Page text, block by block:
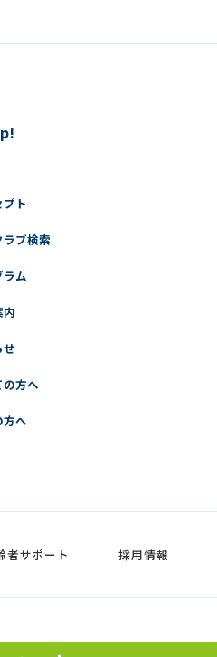
ト
ブ検索
ラム
内
せ
方へ
へ
者サポート 採用情報